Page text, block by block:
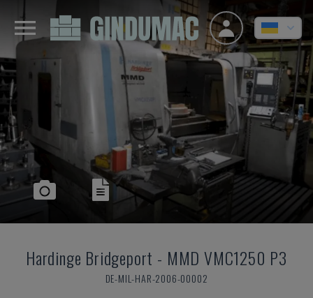
Hardinge Bridgeport - MMD VMC1250 P3
DE-MIL-HAR-2006-00002